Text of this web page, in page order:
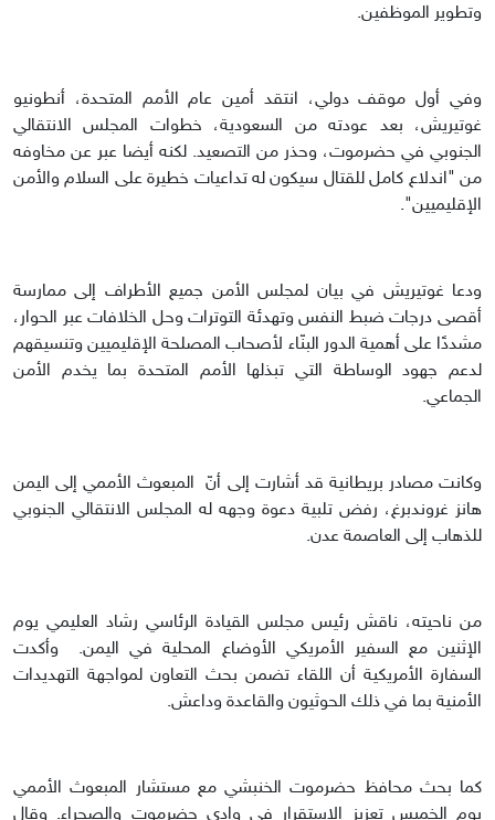
وتطوير الموظفين.
وفي أول موقف دولي، انتقد أمين عام الأمم المتحدة، أنطونيو
غوتيريش، بعد عودته من السعودية، خطوات المجلس الانتقالي
الجنوبي في حضرموت، وحذر من التصعيد. لكنه أيضا عبر عن مخاوفه
من "اندلاع كامل للقتال سيكون له تداعيات خطيرة على السلام والأمن
الإقليميين".
ودعا غوتيريش في بيان لمجلس الأمن جميع الأطراف إلى ممارسة
أقصى درجات ضبط النفس وتهدئة التوترات وحل الخلافات عبر الحوار،
مشددًا على أهمية الدور البنّاء لأصحاب المصلحة الإقليميين وتنسيقهم
لدعم جهود الوساطة التي تبذلها الأمم المتحدة بما يخدم الأمن
الجماعي.
وكانت مصادر بريطانية قد أشارت إلى أنّ المبعوث الأممي إلى اليمن
هانز غروندبرغ، رفض تلبية دعوة وجهه له المجلس الانتقالي الجنوبي
للذهاب إلى العاصمة عدن.
من ناحيته، ناقش رئيس مجلس القيادة الرئاسي رشاد العليمي يوم
الإثنين مع السفير الأمريكي الأوضاع المحلية في اليمن. وأكدت
السفارة الأمريكية أن اللقاء تضمن بحث التعاون لمواجهة التهديدات
الأمنية بما في ذلك الحوثيون والقاعدة وداعش.
كما بحث محافظ حضرموت الخنبشي مع مستشار المبعوث الأممي
يوم الخميس تعزيز الاستقرار في وادي حضرموت والصحراء. وقال